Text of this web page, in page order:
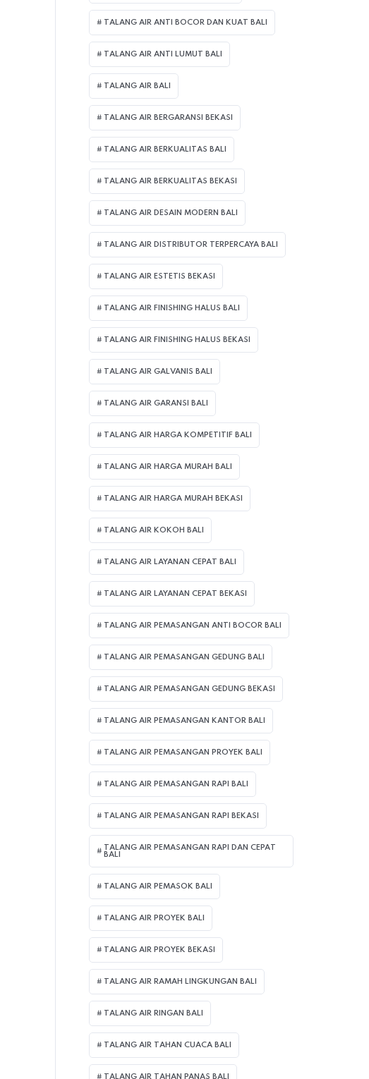
TALANG AIR ANTI BOCOR DAN KUAT BALI
TALANG AIR ANTI LUMUT BALI
TALANG AIR BALI
TALANG AIR BERGARANSI BEKASI
TALANG AIR BERKUALITAS BALI
TALANG AIR BERKUALITAS BEKASI
TALANG AIR DESAIN MODERN BALI
TALANG AIR DISTRIBUTOR TERPERCAYA BALI
TALANG AIR ESTETIS BEKASI
TALANG AIR FINISHING HALUS BALI
TALANG AIR FINISHING HALUS BEKASI
TALANG AIR GALVANIS BALI
TALANG AIR GARANSI BALI
TALANG AIR HARGA KOMPETITIF BALI
TALANG AIR HARGA MURAH BALI
TALANG AIR HARGA MURAH BEKASI
TALANG AIR KOKOH BALI
TALANG AIR LAYANAN CEPAT BALI
TALANG AIR LAYANAN CEPAT BEKASI
TALANG AIR PEMASANGAN ANTI BOCOR BALI
TALANG AIR PEMASANGAN GEDUNG BALI
TALANG AIR PEMASANGAN GEDUNG BEKASI
TALANG AIR PEMASANGAN KANTOR BALI
TALANG AIR PEMASANGAN PROYEK BALI
TALANG AIR PEMASANGAN RAPI BALI
TALANG AIR PEMASANGAN RAPI BEKASI
TALANG AIR PEMASANGAN RAPI DAN CEPAT
BALI
TALANG AIR PEMASOK BALI
TALANG AIR PROYEK BALI
TALANG AIR PROYEK BEKASI
TALANG AIR RAMAH LINGKUNGAN BALI
TALANG AIR RINGAN BALI
TALANG AIR TAHAN CUACA BALI
TALANG AIR TAHAN PANAS BALI